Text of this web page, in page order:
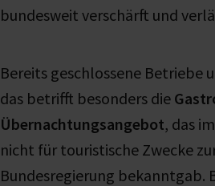
bundesweit verschärft und
Bereits geschlossene Betriebe
das betrifft besonders die
Übernachtungsangebot, das
nicht für touristische Zwecke
Bundesregierung bekanntgab.